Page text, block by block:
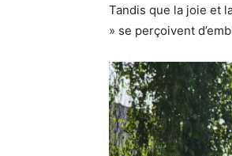
Tandis que la joie et
» se perçoivent